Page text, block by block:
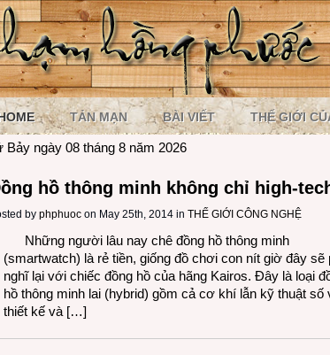
TẢN MẠN BÀI VIẾT THẾ GIỚI
Bảy ngày 08 tháng 8 năm 2026
hồ thông minh không chỉ high-
by phphuoc on May 25th, 2014 in THẾ GIỚI CÔNG NGHỆ
Những người lâu nay chê đồng hồ thông minh
(smartwatch) là rẻ tiền, giống đồ chơi con nít giờ đây sẽ
nghĩ lại với chiếc đồng hồ của hãng Kairos. Đây là loại
hồ thông minh lai (hybrid) gồm cả cơ khí lẫn kỹ thuật số
thiết kế và […]